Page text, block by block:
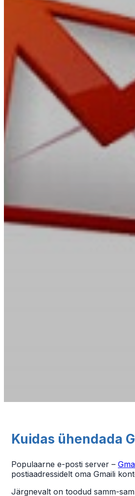
Kuidas ühendada
Populaarne e-posti server –
postiaadressidelt oma Gmaili
Järgnevalt on toodud samm-